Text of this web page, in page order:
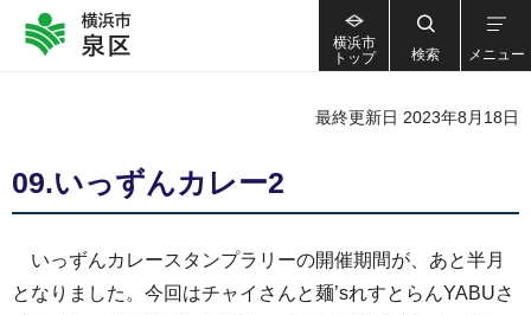
横浜市
トップ
検索 メニュー
最終更新日 2023年8月18日
09.いっずんカレー2
いっずんカレースタンプラリーの開催期間が、あと半月
となりました。今回はチャイさんと麺’sれすとらんYABUさ